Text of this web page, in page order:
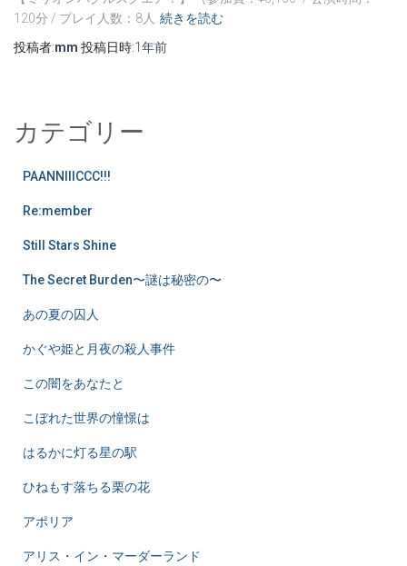
120分 / プレイ人数：8人 続きを読む
投稿者:mm 投稿日時:1年前
カテゴリー
PAANNIIICCC!!!
Re:member
Still Stars Shine
The Secret Burden〜謎は秘密の〜
あの夏の囚人
かぐや姫と月夜の殺人事件
この闇をあなたと
こぼれた世界の憧憬は
はるかに灯る星の駅
ひねもす落ちる栗の花
アポリア
アリス・イン・マーダーランド